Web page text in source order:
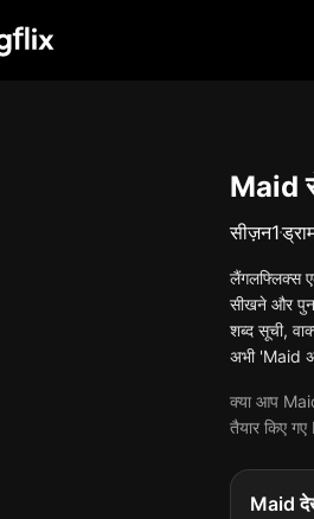
Maid
सीज़न1
लैंगलफ्लिक्स
सीखने और
शब्द सूची,
अभी 'Maid
क्या आप
तैयार किए
Maid